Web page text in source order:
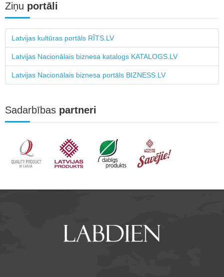
Ziņu portāli
Latvijas kultūras portāls RĪTS.LV
Latvijas Nacionālais biznesa katalogs KATALOGS.LV
Latvijas Nacionālais biznesa portāls BIZNESS.LV
Sadarbības partneri